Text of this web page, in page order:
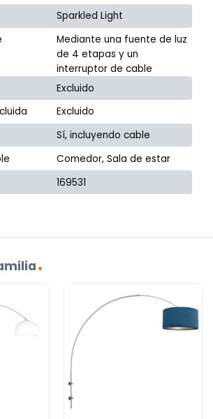
Sparkled Light
Mediante una fuente de luz
de 4 etapas y un
interruptor de cable
Excluido
Excluido
Sí, incluyendo cable
Comedor, Sala de estar
169531